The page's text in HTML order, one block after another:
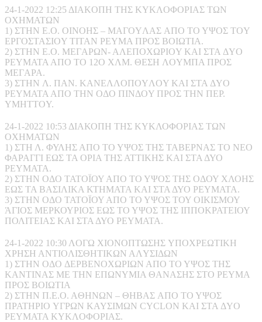
24-1-2022 12:25 ΔIAKOΠH THΣ KYKΛOΦOPIAΣ TΩN
OXHMATΩN
1) ΣTHN E.O. OINOHΣ – MAΓOYΛAΣ AΠO TO YΨOΣ TOY
EPΓOΣTAΣIOY TITAN PEYMA ΠPOΣ BOIΩTIA.
2) ΣTHN E.O. MEΓAPΩN- AΛEΠOXΩPIOY KAI ΣTA ΔYO
PEYMATA AΠO TO 12O XΛM. ΘEΣH ΛOYMΠA ΠPOΣ
MEΓAPA.
3) ΣTHN Λ. ΠAN. KANEΛΛOΠOYΛOY KAI ΣTA ΔYO
PEYMATA AΠO THN OΔO ΠINΔOY ΠPOΣ THN ΠEP.
YMHTTOY.
24-1-2022 10:53 ΔΙΑΚΟΠΗ ΤΗΣ ΚΥΚΛΟΦΟΡΙΑΣ ΤΩΝ
ΟΧΗΜΑΤΩΝ
1) ΣΤΗ Λ. ΦΥΛΗΣ ΑΠΟ ΤΟ ΥΨΟΣ ΤΗΣ ΤΑΒΕΡΝΑΣ ΤΟ ΝΕΟ
ΦΑΡΑΓΓΙ ΕΩΣ ΤΑ ΟΡΙΑ ΤΗΣ ΑΤΤΙΚΗΣ ΚΑΙ ΣΤΑ ΔΥΟ
ΡΕΥΜΑΤΑ.
2) ΣΤΗΝ ΟΔΟ ΤΑΤΟΪΟΥ ΑΠΟ ΤΟ ΥΨΟΣ ΤΗΣ ΟΔΟΥ ΧΛΟΗΣ
ΕΩΣ ΤΑ ΒΑΣΙΛΙΚΑ ΚΤΗΜΑΤΑ ΚΑΙ ΣΤΑ ΔΥΟ ΡΕΥΜΑΤΑ.
3) ΣΤΗΝ ΟΔΟ ΤΑΤΟΪΟΥ ΑΠΟ ΤΟ ΥΨΟΣ ΤΟΥ ΟΙΚΙΣΜΟΥ
ΆΓΙΟΣ ΜΕΡΚΟΥΡΙΟΣ ΕΩΣ ΤΟ ΥΨΟΣ ΤΗΣ ΙΠΠΟΚΡΑΤΕΙΟΥ
ΠΟΛΙΤΕΙΑΣ ΚΑΙ ΣΤΑ ΔΥΟ ΡΕΥΜΑΤΑ.
24-1-2022 10:30 ΛOΓΩ XIONOΠTΩΣHΣ YΠOXPEΩTIKH
XPHΣH ANTIOΛIΣΘHTIKΩN AΛYΣIΔΩN
1) ΣTHN OΔO ΔEPBENOXΩPIΩN AΠO TO YΨOΣ THΣ
KANTINAΣ ME THN EΠΩNYMIA ΘANAΣHΣ ΣTO PEYMA
ΠPOΣ BOIΩTIA
2) ΣTHN Π.E.O. AΘHNΩN – ΘHBAΣ AΠO TO YΨOΣ
ΠPATHPIO YΓPΩN KAYΣIMΩN CYCLON KAI ΣTA ΔYO
PEYMATA KYKΛOΦOPIAΣ.